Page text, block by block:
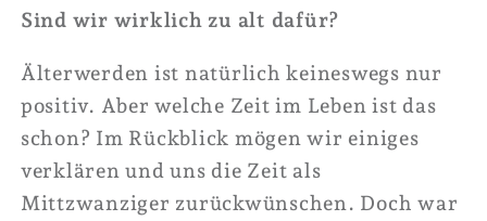
Sind wir wirklich zu alt dafür?
Älterwerden ist natürlich keineswegs nur
positiv. Aber welche Zeit im Leben ist das
schon? Im Rückblick mögen wir einiges
verklären und uns die Zeit als
Mittzwanziger zurückwünschen. Doch war